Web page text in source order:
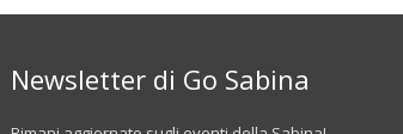
Newsletter di Go Sabina